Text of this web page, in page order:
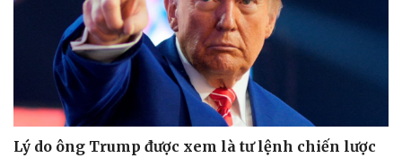
Lý do ông Trump được xem là tư lệnh chiến lược